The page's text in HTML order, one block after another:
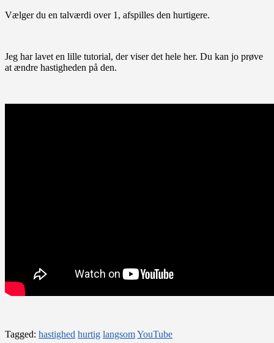
Vælger du en talværdi over 1, afspilles den hurtigere.
Jeg har lavet en lille tutorial, der viser det hele her. Du kan jo prøve
at ændre hastigheden på den.
Tagged: hastighed hurtig langsomYouTube